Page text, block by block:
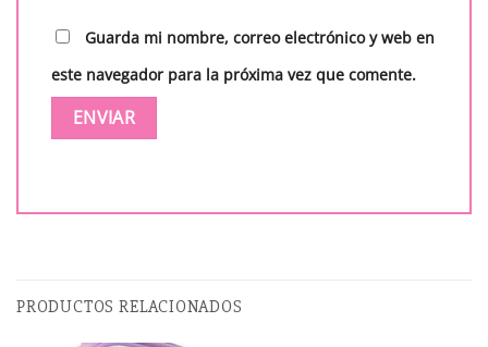
Guarda mi nombre, correo electrónico y web en
este navegador para la próxima vez que comente.
PRODUCTOS RELACIONADOS